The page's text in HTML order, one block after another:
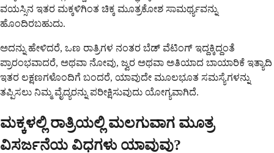
ವಯಸ್ಸಿನ ಇತರ ಮಕ್ಕಳಿಗಿಂತ ಚಿಕ್ಕ ಮೂತ್ರಕೋಶ ಸಾಮರ್ಥ್ಯವನ್ನು
ಹೊಂದಿರಬಹುದು.
ಅದನ್ನು ಹೇಳಿದರೆ, ಒಣ ರಾತ್ರಿಗಳ ನಂತರ ಬೆಡ್ ವೆಟಿಂಗ್ ಇದ್ದಕ್ಕಿದ್ದಂತೆ
ಪ್ರಾರಂಭವಾದರೆ, ಅಥವಾ ನೋವು, ಜ್ವರ ಅಥವಾ ಅತಿಯಾದ ಬಾಯಾರಿಕೆ ಇತ್ಯಾದಿ
ಇತರ ಲಕ್ಷಣಗಳೊಂದಿಗೆ ಬಂದರೆ, ಯಾವುದೇ ಮೂಲಭೂತ ಸಮಸ್ಯೆಗಳನ್ನು
ತಪ್ಪಿಸಲು ನಿಮ್ಮ ವೈದ್ಯರನ್ನು ಪರೀಕ್ಷಿಸುವುದು ಯೋಗ್ಯವಾಗಿದೆ.
ಮಕ್ಕಳಲ್ಲಿ ರಾತ್ರಿಯಲ್ಲಿ ಮಲಗುವಾಗ ಮೂತ್ರ
ವಿಸರ್ಜನೆಯ ವಿಧಗಳು ಯಾವುವು?